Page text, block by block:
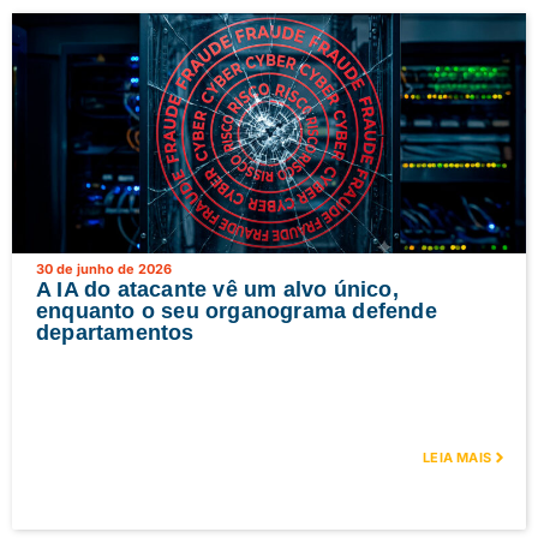
30 de junho de 2026
A IA do atacante vê um alvo único,
enquanto o seu organograma defende
departamentos
LEIA MAIS